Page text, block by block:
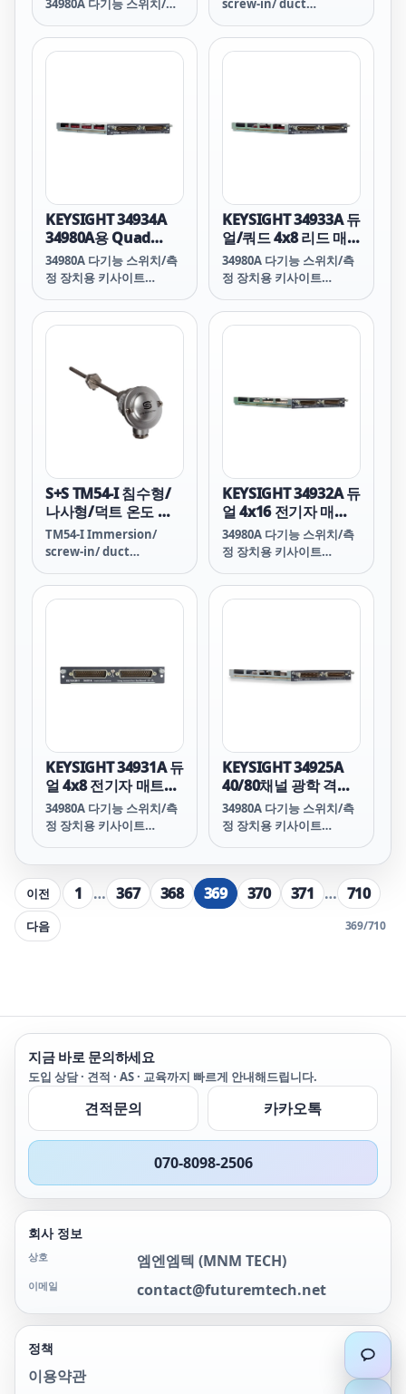
위칭 분야에 충분한 용량입
니다. 표준 50핀 Dsub 커
넥터가 있어 표준 케이블,
터미널 블록 또는 대량 상
34980A 다기능 스위치/측
듈입니다. 이 모듈에는 28
개의 독립적인
릴레이가 있습니다. 이 모
전력 릴레이와 솔레노이드
를 활성화하는 데 사용됩니
다. 폼 C 채널은 300 V, 1 A
접촉부이고 최대 60 W를
처리할 수 있으며, 폼 A 채
널은 30 VDC/250 VAC, 5 A
접촉부이고 최대 150 W를
처리할 수 있습니다. 표준
50핀 Dsub 커넥터가 있어
또는 대량 상호연결 솔루션
에 사용할 수 있습니다.
screw-in/ duct
measuring transducer
KEYSIGHT 34934A
34980A용 Quad
4x32 리드 매트릭스
34980A 다기능 스위치/측
정 장치용 키사이트
상 디바이스와 테스트 장비
간 경로를 연결하는 데 사
매트릭스를 제공하므로, 테
스트 대상 디바이스의 여러
지점에 동시에 여러 장비를
연결할 수 있습니다.
KEYSIGHT 34933A 듀
얼/쿼드 4x8 리드 매
트릭스(34980A용)
34980A 다기능 스위치/측
정 장치용 키사이트
상 디바이스와 테스트 장비
간의 가장 유연한 연결 경
결할 수 있습니다.
S+S TM54-I 침수형/
나사형/덕트 온도 측
정 변환기
TM54-I Immersion/
screw-in/ duct
measuring transducer
KEYSIGHT 34932A 듀
얼 4x16 전기자 매트
릭스(34980A용)
34980A 다기능 스위치/측
정 장치용 키사이트
상 디바이스와 테스트 장비
간 경로 연결과 함께 가장
에 동시에 여러 장비를 연
결할 수 있습니다.
KEYSIGHT 34931A 듀
얼 4x8 전기자 매트릭
스(34980A용)
34980A 다기능 스위치/측
정 장치용 키사이트
간의 가장 유연한 연결 경
로를 제공하므로, 테스트
대상 디바이스의 여러 지점
에 동시에 여러 장비를 연
결할 수 있습니다.
KEYSIGHT 34925A
40/80채널 광학 격리
FET 멀티플렉서
(34980A용)
34980A 다기능 스위치/측
정 장치용 키사이트
사용하는 고속 멀티플렉서
입니다. 고속 FET 릴레이는
초당 최대 1000개의 채널
을 스캔합니다. 긴 수명의
동일 모듈에서 혼합해서 사
용하거나 1-와이어 멀티플
터가 있어 표준 케이블, 터
미널 블록 또는 대량 상호
연결 솔루션에 사용할 수
있습니다.
이전 1 … 367 368 369 370 371 … 710
다음 369/710
지금 바로 문의하세요
도입 상담 · 견적 · AS · 교육까지 빠르게 안내해드립니다.
견적문의 카카오톡
070-8098-2506
회사 정보
상호 엠엔엠텍 (MNM TECH)
이메일 contact@futuremtech.net
정책
이용약관